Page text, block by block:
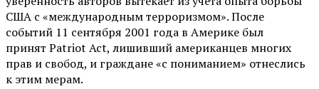
США с «международным терроризмом». После
событий 11 сентября 2001 года в Америке был
принят Patriot Act, лишивший американцев многих
прав и свобод, и граждане «с пониманием» отнеслись
к этим мерам.